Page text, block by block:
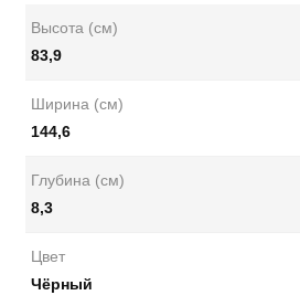
Высота (см)
83,9
Ширина (см)
144,6
Глубина (см)
8,3
Цвет
Чёрный